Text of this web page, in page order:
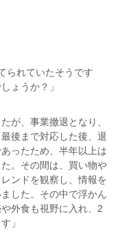
られていたそうです
ょうか？」
が、事業撤退となり、
後まで対応した後、退
ったため、半年以上は
。その間は、買い物や
ンドを観察し、情報を
した。その中で浮かん
外食も視野に入れ、2
」